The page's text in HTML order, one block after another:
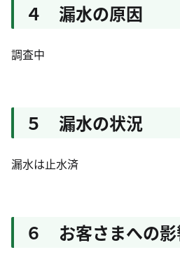
４ 漏水の原因
調査中
５ 漏水の状況
漏水は止水済
６ お客さまへの影